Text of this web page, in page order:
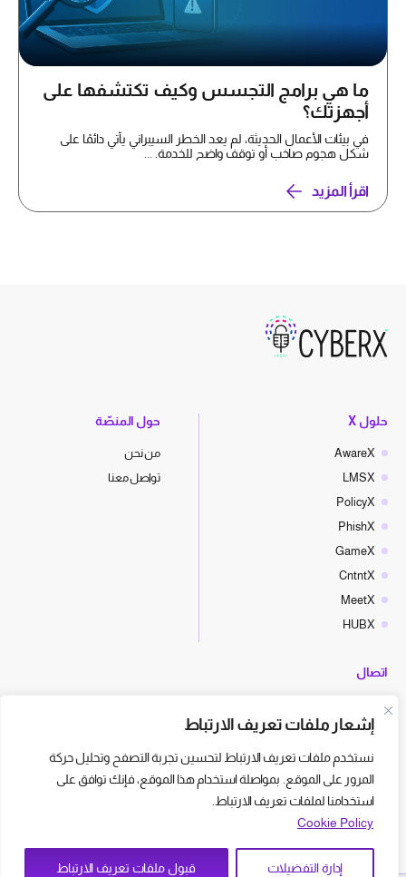
إشعار ملفات تعريف الارتباط
نستخدم ملفات تعريف الارتباط لتحسين تجربة التصفح وتحليل حركة
المرور على الموقع. بمواصلة استخدام هذا الموقع، فإنك توافق على
استخدامنا لملفات تعريف الارتباط.
Cookie Policy
إدارة التفضيلات قبول ملفات تعريف الارتباط
ما هي برامج التجسس وكيف تكتشفها على
أجهزتك؟
في بيئات الأعمال الحديثة، لم يعد الخطر السيبراني يأتي دائمًا على
شكل هجوم صاخب أو توقف واضح للخدمة. ...
اقرأ المزيد
حلول X
AwareX
LMSX
PolicyX
PhishX
GameX
CntntX
MeetX
HUBX
حول المنصّة
من نحن
تواصل معنا
اتصال
hello@cyberx.world